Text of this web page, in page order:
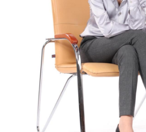
Публикации
Терапевты
UAEN